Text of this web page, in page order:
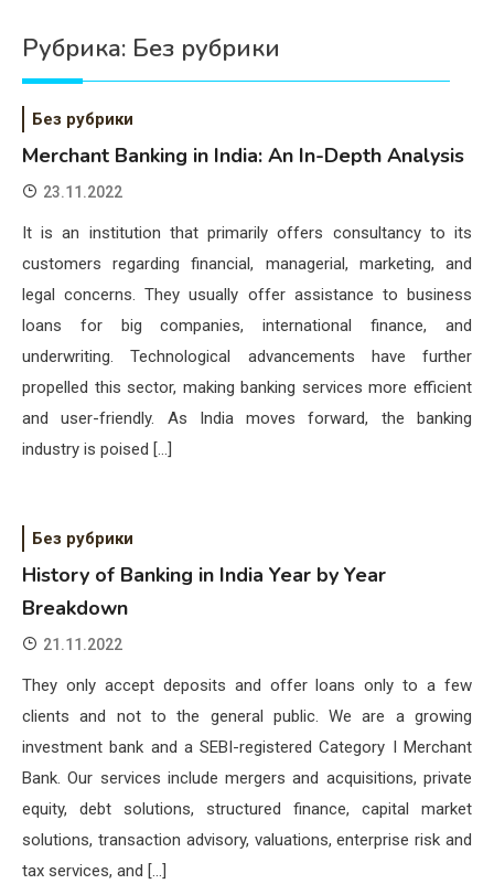
Дети
Дом
Жизнь
Хобби
Красота
Недвижимость
Рубрика: Без рубрики
Без рубрики
Merchant Banking in India: An In-Depth Analysis
23.11.2022
It is an institution that primarily offers consultancy to its
customers regarding financial, managerial, marketing, and
legal concerns. They usually offer assistance to business
loans for big companies, international finance, and
underwriting. Technological advancements have further
propelled this sector, making banking services more efficient
and user-friendly. As India moves forward, the banking
industry is poised […]
Без рубрики
History of Banking in India Year by Year
Breakdown
21.11.2022
They only accept deposits and offer loans only to a few
clients and not to the general public. We are a growing
investment bank and a SEBI-registered Category I Merchant
Bank. Our services include mergers and acquisitions, private
equity, debt solutions, structured finance, capital market
solutions, transaction advisory, valuations, enterprise risk and
tax services, and […]